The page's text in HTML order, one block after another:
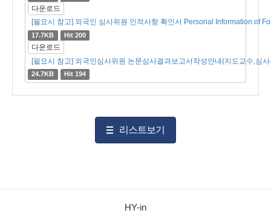
다운로드
[필요시 참고] 외국인 심사위원 인적사항 확인서 Personal Information of
17.7KB Hit 200
다운로드
[필요시 참고] 외국인심사위원 논문심사결과보고서작성안내(지도교수,심
24.7KB Hit 194
리스트보기
HY-in